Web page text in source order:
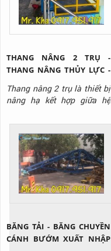
THANG NÂNG 2 TRỤ -
THANG NÂNG THỦY LỰC -
THANG NÂNG CÔNG
NGHIỆP
Thang nâng 2 trụ là thiết bị
nâng hạ kết hợp giữa hệ
cáp kéo để nâng hạ hàng
hóa, trang thiết bị lên cao
tại nhà máy, kho bãi, công
trình xây dựng,...
BĂNG TẢI - BĂNG CHUYỀN
CÁNH BƯỚM XUẤT NHẬP